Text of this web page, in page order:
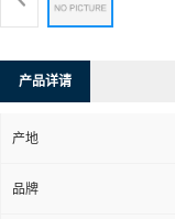
产品详请
产地
品牌